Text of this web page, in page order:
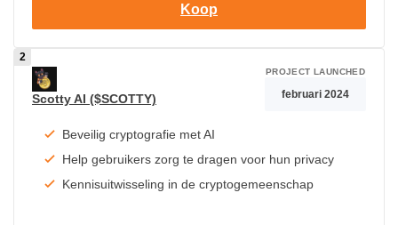
Koop
Scotty AI ($SCOTTY)
Beveilig cryptografie met AI
Help gebruikers zorg te dragen voor hun privacy
Kennisuitwisseling in de cryptogemeenschap
PROJECT LAUNCHED
februari 2024